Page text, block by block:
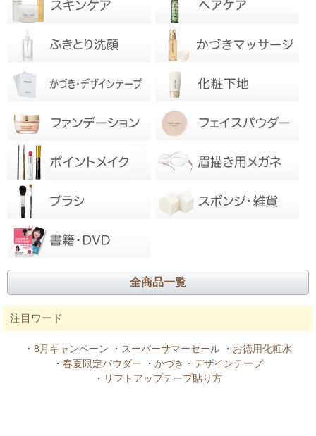
全商品一覧
注目ワード
・ 8月キャンペーン ・ スーパーサマーセール ・ お徳用化粧水
・ 春夏限定パウダー ・ かづき・デザインテープ
・ リフトアップテープ貼り方